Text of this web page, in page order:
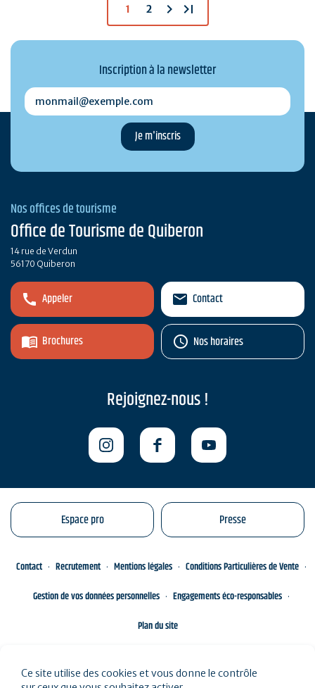
1 2 chevron_right last_page
Inscription à la newsletter
monmail@exemple.com
Nos offices de tourisme
Office de Tourisme de Quiberon
14 rue de Verdun
56170 Quiberon
Appeler
Brochures
Contact
Nos horaires
Rejoignez-nous !
Espace pro Presse
Contact Recrutement Mentions légales
Conditions Particulières de Vente
Gestion de vos données personnelles
Engagements éco-responsables
Plan du site
Ce site utilise des cookies et vous donne le contrôle